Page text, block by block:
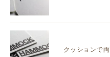
クッションで